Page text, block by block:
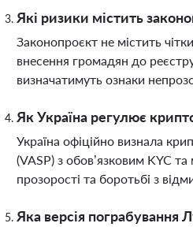
Які ризики містить
Законопроєкт не містить
внесення громадян до
визначатимуть ознаки
Як Україна регулює
Україна офіційно визнала
(VASP) з обов’язковим KYC
прозорості та боротьбі з
Яка версія пограбування